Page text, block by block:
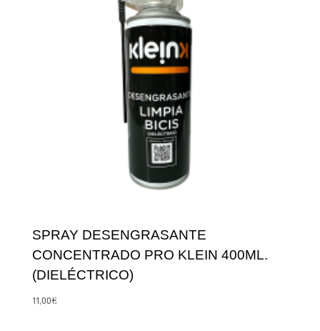
SPRAY DESENGRASANTE
CONCENTRADO PRO KLEIN 400ML.
(DIELÉCTRICO)
11,00€